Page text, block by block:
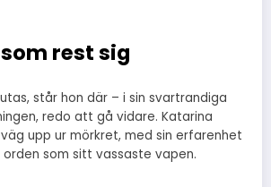
rest sig
står hon där – i sin svartrandiga
redo att gå vidare. Katarina
upp ur mörkret, med sin erfarenhet
som sitt vassaste vapen.